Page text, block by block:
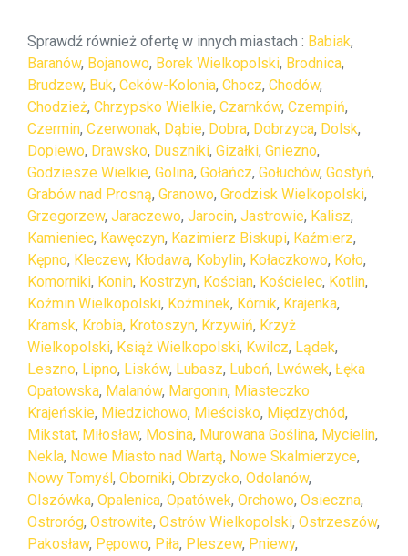
Sprawdź również ofertę w innych miastach : Babiak,
Baranów, Bojanowo, Borek Wielkopolski, Brodnica,
Brudzew, Buk, Ceków-Kolonia, Chocz, Chodów,
Chodzież, Chrzypsko Wielkie, Czarnków, Czempiń,
Czermin, Czerwonak, Dąbie, Dobra, Dobrzyca, Dolsk,
Dopiewo, Drawsko, Duszniki, Gizałki, Gniezno,
Godziesze Wielkie, Golina, Gołańcz, Gołuchów, Gostyń,
Grabów nad Prosną, Granowo, Grodzisk Wielkopolski,
Grzegorzew, Jaraczewo, Jarocin, Jastrowie, Kalisz,
Kamieniec, Kawęczyn, Kazimierz Biskupi, Kaźmierz,
Kępno, Kleczew, Kłodawa, Kobylin, Kołaczkowo, Koło,
Komorniki, Konin, Kostrzyn, Kościan, Kościelec, Kotlin,
Koźmin Wielkopolski, Koźminek, Kórnik, Krajenka,
Kramsk, Krobia, Krotoszyn, Krzywiń, Krzyż
Wielkopolski, Książ Wielkopolski, Kwilcz, Lądek,
Leszno, Lipno, Lisków, Lubasz, Luboń, Lwówek, Łęka
Opatowska, Malanów, Margonin, Miasteczko
Krajeńskie, Miedzichowo, Mieścisko, Międzychód,
Mikstat, Miłosław, Mosina, Murowana Goślina, Mycielin,
Nekla, Nowe Miasto nad Wartą, Nowe Skalmierzyce,
Nowy Tomyśl, Oborniki, Obrzycko, Odolanów,
Olszówka, Opalenica, Opatówek, Orchowo, Osieczna,
Ostroróg, Ostrowite, Ostrów Wielkopolski, Ostrzeszów,
Pakosław, Pępowo, Piła, Pleszew, Pniewy,